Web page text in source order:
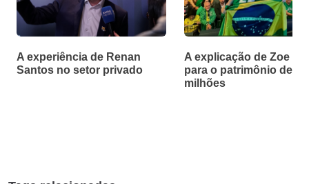
A experiência de Renan
Santos no setor privado
A explicação de Zoe
para o patrimônio de
milhões